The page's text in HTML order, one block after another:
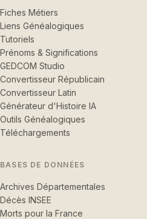
Fiches Métiers
Liens Généalogiques
Tutoriels
Prénoms & Significations
GEDCOM Studio
Convertisseur Républicain
Convertisseur Latin
Générateur d'Histoire IA
Outils Généalogiques
Téléchargements
BASES DE DONNÉES
Archives Départementales
Décès INSEE
Morts pour la France